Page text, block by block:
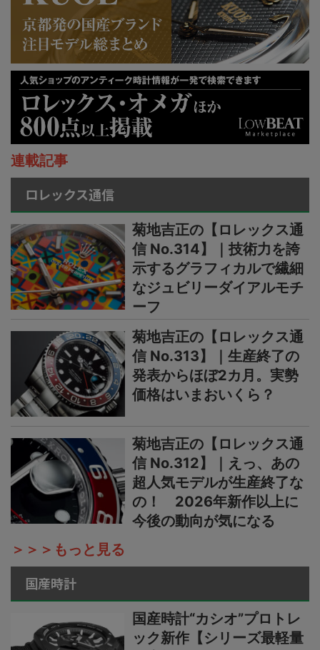
連載記事
ロレックス通信
菊地吉正の【ロレックス通
信 No.314】｜技術力を誇
示するグラフィカルで繊細
なジュビリーダイアルモチ
ーフ
菊地吉正の【ロレックス通
信 No.313】｜生産終了の
発表からほぼ2カ月。実勢
価格はいまおいくら？
菊地吉正の【ロレックス通
信 No.312】｜えっ、あの
超人気モデルが生産終了な
の！ 2026年新作以上に
今後の動向が気になる
＞＞＞もっと見る
国産時計
国産時計“カシオ”プロトレ
ック新作【シリーズ最軽量